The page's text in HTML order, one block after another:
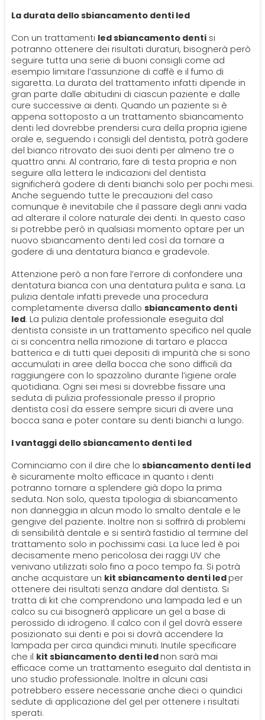
La durata dello sbiancamento denti led
Con un trattamenti led sbiancamento dentisi
potranno ottenere dei risultati duraturi, bisognerà però
seguire tutta una serie di buoni consigli come ad
esempio limitare l’assunzione di caffè e il fumo di
sigaretta. La durata del trattamento infatti dipende in
gran parte dalle abitudini di ciascun paziente e dalle
cure successive ai denti. Quando un paziente si è
appena sottoposto a un trattamento sbiancamento
denti led dovrebbe prendersi cura della propria igiene
orale e, seguendo i consigli del dentista, potrà godere
del bianco ritrovato dei suoi denti per almeno tre o
quattro anni. Al contrario, fare di testa propria e non
seguire alla lettera le indicazioni del dentista
significherà godere di denti bianchi solo per pochi mesi.
Anche seguendo tutte le precauzioni del caso
comunque è inevitabile che il passare degli anni vada
ad alterare il colore naturale dei denti. In questo caso
si potrebbe però in qualsiasi momento optare per un
nuovo sbiancamento denti led così da tornare a
godere di una dentatura bianca e gradevole.
Attenzione però a non fare l’errore di confondere una
dentatura bianca con una dentatura pulita e sana. La
pulizia dentale infatti prevede una procedura
completamente diversa dallo sbiancamento denti
led. La pulizia dentale professionale eseguita dal
dentista consiste in un trattamento specifico nel quale
ci si concentra nella rimozione di tartaro e placca
batterica e di tutti quei depositi di impurità che si sono
accumulati in aree della bocca che sono difficili da
raggiungere con lo spazzolino durante l’igiene orale
quotidiana. Ogni sei mesi si dovrebbe fissare una
seduta di pulizia professionale presso il proprio
dentista così da essere sempre sicuri di avere una
bocca sana e poter contare su denti bianchi a lungo.
I vantaggi dello sbiancamento denti led
Cominciamo con il dire che lo sbiancamento denti led
è sicuramente molto efficace in quanto i denti
potranno tornare a splendere già dopo la prima
seduta. Non solo, questa tipologia di sbiancamento
non danneggia in alcun modo lo smalto dentale e le
gengive del paziente. Inoltre non si soffrirà di problemi
di sensibilità dentale e si sentirà fastidio al termine del
trattamento solo in pochissimi casi. La luce led è poi
decisamente meno pericolosa dei raggi UV che
venivano utilizzati solo fino a poco tempo fa. Si potrà
anche acquistare un kit sbiancamento denti led per
ottenere dei risultati senza andare dal dentista. Si
tratta di kit che comprendono una lampada led e un
calco su cui bisognerà applicare un gel a base di
perossido di idrogeno. Il calco con il gel dovrà essere
posizionato sui denti e poi si dovrà accendere la
lampada per circa quindici minuti. Inutile specificare
che il kit sbiancamento denti led non sarà mai
efficace come un trattamento eseguito dal dentista in
uno studio professionale. Inoltre in alcuni casi
potrebbero essere necessarie anche dieci o quindici
sedute di applicazione del gel per ottenere i risultati
sperati.